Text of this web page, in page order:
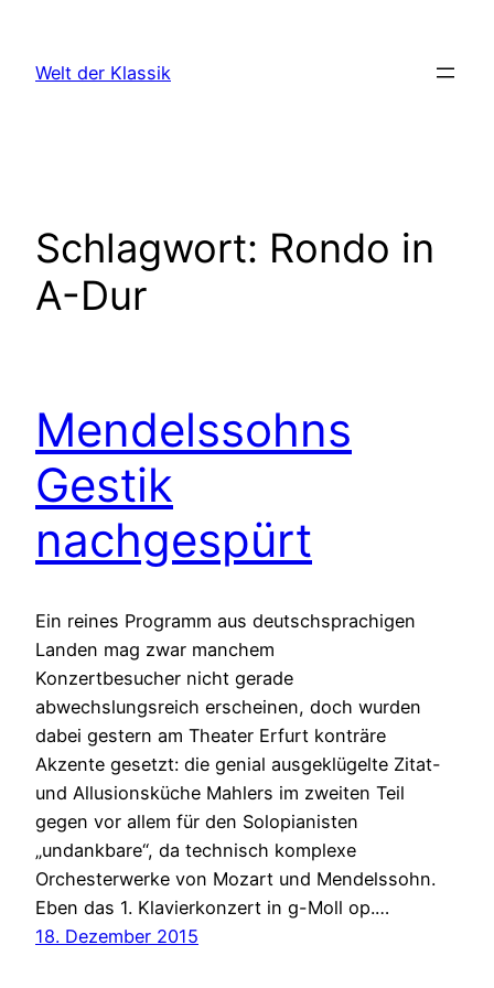
springen
Welt der Klassik
Schlagwort: Rondo in
A-Dur
Mendelssohns
Gestik
nachgespürt
Ein reines Programm aus deutschsprachigen
Landen mag zwar manchem
Konzertbesucher nicht gerade
abwechslungsreich erscheinen, doch wurden
dabei gestern am Theater Erfurt konträre
Akzente gesetzt: die genial ausgeklügelte Zitat-
und Allusionsküche Mahlers im zweiten Teil
gegen vor allem für den Solopianisten
„undankbare“, da technisch komplexe
Orchesterwerke von Mozart und Mendelssohn.
Eben das 1. Klavierkonzert in g-Moll op.…
18. Dezember 2015